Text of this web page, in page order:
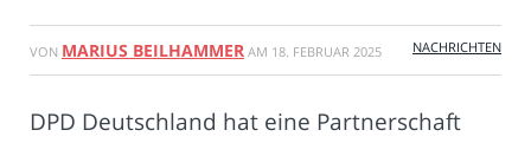
VON MARIUS BEILHAMMER AM 18. FEBRUAR 2025 NACHRICHTEN
DPD Deutschland hat eine Partnerschaft